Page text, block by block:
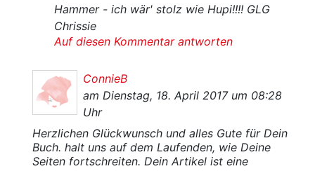
Hammer - ich wär' stolz wie Hupi!!!! GLG
Chrissie
Auf diesen Kommentar antworten
ConnieB
am Dienstag, 18. April 2017 um 08:28
Uhr
Herzlichen Glückwunsch und alles Gute für Dein
Buch. halt uns auf dem Laufenden, wie Deine
Seiten fortschreiten. Dein Artikel ist eine